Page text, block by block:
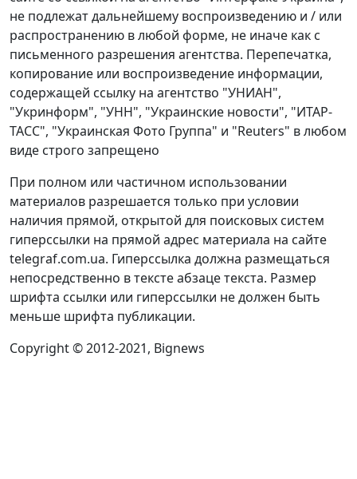
не подлежат дальнейшему воспроизведению и / или
распространению в любой форме, не иначе как с
письменного разрешения агентства. Перепечатка,
копирование или воспроизведение информации,
содержащей ссылку на агентство "УНИАН",
"Укринформ", "УНН", "Украинские новости", "ИТАР-
ТАСС", "Украинская Фото Группа" и "Reuters" в любом
виде строго запрещено
При полном или частичном использовании
материалов разрешается только при условии
наличия прямой, открытой для поисковых систем
гиперссылки на прямой адрес материала на сайте
telegraf.com.ua. Гиперссылка должна размещаться
непосредственно в тексте абзаце текста. Размер
шрифта ссылки или гиперссылки не должен быть
меньше шрифта публикации.
Copyright © 2012-2021, Bignews